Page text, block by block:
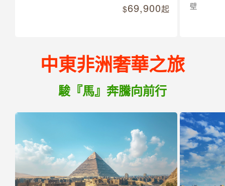
69,900起
壁
中東非洲奢華之旅
駿『馬』奔騰向前行